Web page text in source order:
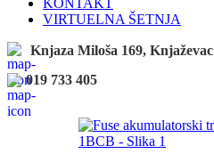
VIRTUELNA ŠETNJA
Knjaza Miloša 169, Knjaževac
019 733 405